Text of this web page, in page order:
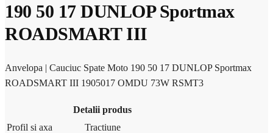
190 50 17 DUNLOP Sportmax
ROADSMART III
Anvelopa | Cauciuc Spate Moto 190 50 17 DUNLOP Sportmax
ROADSMART III 1905017 OMDU 73W RSMT3
Detalii produs
Profil si axa
Tractiune